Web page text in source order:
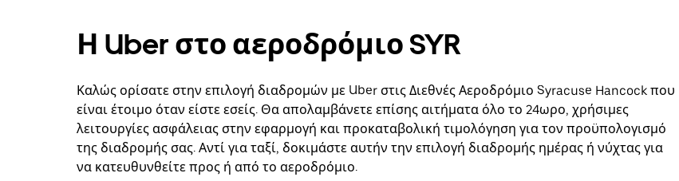
Η Uber στο αεροδρόμιο SYR
Καλώς ορίσατε στην επιλογή διαδρομών με Uber στις Διεθνές Αεροδρόμιο Syracuse Hancock που
είναι έτοιμο όταν είστε εσείς. Θα απολαμβάνετε επίσης αιτήματα όλο το 24ωρο, χρήσιμες
λειτουργίες ασφάλειας στην εφαρμογή και προκαταβολική τιμολόγηση για τον προϋπολογισμό
της διαδρομής σας. Αντί για ταξί, δοκιμάστε αυτήν την επιλογή διαδρομής ημέρας ή νύχτας για
να κατευθυνθείτε προς ή από το αεροδρόμιο.